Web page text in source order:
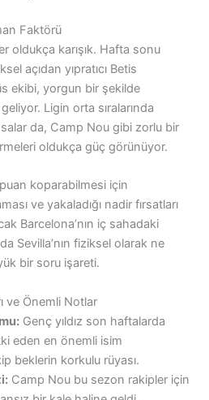
Faktörü
oldukça karışık. Hafta sonu
açıdan yıpratıcı Betis
ekibi, yorgun bir şekilde
Ligin orta sıralarında
da, Camp Nou gibi zorlu bir
oldukça güç görünüyor.
koparabilmesi için
ve yakaladığı nadir fırsatları
Barcelona’nın iç sahadaki
Sevilla’nın fiziksel olarak ne
bir soru işareti.
ve Önemli Notlar
Genç yıldız son haftalarda
eden en önemli isim
beklerin korkulu rüyası.
Camp Nou bu sezon rakipler için